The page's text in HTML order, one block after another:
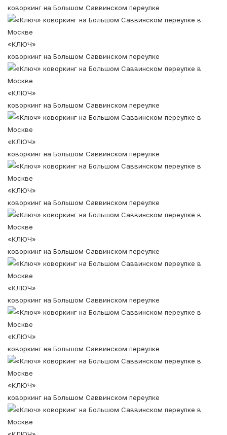
коворкинг на Большом Саввинском переулке
«КЛЮЧ»
коворкинг на Большом Саввинском переулке
«КЛЮЧ»
коворкинг на Большом Саввинском переулке
«КЛЮЧ»
коворкинг на Большом Саввинском переулке
«КЛЮЧ»
коворкинг на Большом Саввинском переулке
«КЛЮЧ»
коворкинг на Большом Саввинском переулке
«КЛЮЧ»
коворкинг на Большом Саввинском переулке
«КЛЮЧ»
коворкинг на Большом Саввинском переулке
«КЛЮЧ»
коворкинг на Большом Саввинском переулке